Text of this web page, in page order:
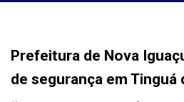
Prefeitura de Nova
de segurança em